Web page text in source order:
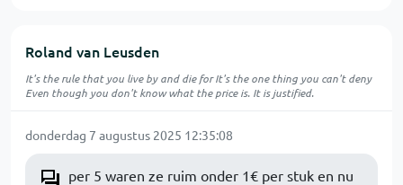
Roland van Leusden
It's the rule that you live by and die for It's the one thing you can't deny
Even though you don't know what the price is. It is justified.
donderdag 7 augustus 2025 12:35:08
per 5 waren ze ruim onder 1€ per stuk en nu